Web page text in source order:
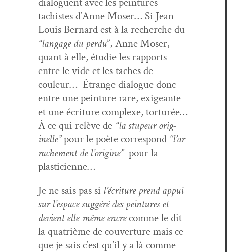
tachistes d’Anne Moser… Si Jean-
Louis Bernard est à la recherche du
“lan­gage du per­du”, Anne Moser,
quant à elle, étudie les rap­ports
entre le vide et les tach­es de
couleur… Étrange dia­logue donc
entre une pein­ture rare, exigeante
et une écri­t­ure com­plexe, tor­turée…
À ce qui relève de “la stu­peur orig­
inelle”pour le poète cor­re­spond “l’ar­
rache­ment de l’o­rig­ine” pour la
plasticienne…
Je ne sais pas si l’écri­t­ure prend appui
sur l’e­space sug­géré des pein­tures et
devient elle-même encrecomme le dit
la qua­trième de cou­ver­ture mais ce
que je sais c’est qu’il y a là comme